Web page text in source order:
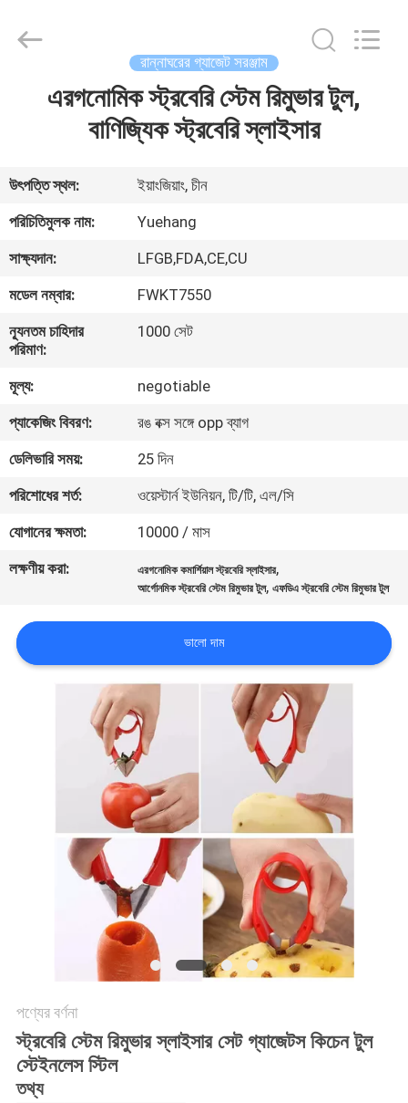
আমাদের
সম্পর্কে
কারখানা
ভ্রমণ
মান
নিয়ন্ত্রণ
যোগাযোগ
করুন
উদ্ধৃতির
আবেদন
PRIVACY
POLICY
Trading
Co.,Ltd..
রান্নাঘরের গ্যাজেট সরঞ্জাম
এরগনোমিক স্ট্রবেরি স্টেম রিমুভার টুল,
বাণিজ্যিক স্ট্রবেরি স্লাইসার
উৎপত্তি স্থল:
ইয়াংজিয়াং, চীন
পরিচিতিমুলক নাম:
Yuehang
সাক্ষ্যদান:
LFGB,FDA,CE,CU
মডেল নম্বার:
FWKT7550
ন্যূনতম চাহিদার
পরিমাণ:
1000 সেট
মূল্য:
negotiable
প্যাকেজিং বিবরণ:
রঙ বক্স সঙ্গে opp ব্যাগ
ডেলিভারি সময়:
25 দিন
পরিশোধের শর্ত:
ওয়েস্টার্ন ইউনিয়ন, টি/টি, এল/সি
যোগানের ক্ষমতা:
10000 / মাস
লক্ষণীয় করা:
এরগনোমিক কমার্শিয়াল স্ট্রবেরি স্লাইসার,
আর্গোনমিক স্ট্রবেরি স্টেম রিমুভার টুল,এফডিএ স্ট্রবেরি স্টেম রিমুভার টুল
ভালো দাম
পণ্যের বর্ণনা
স্ট্রবেরি স্টেম রিমুভার স্লাইসার সেট গ্যাজেটস কিচেন টুল
স্টেইনলেস স্টিল
তথ্য